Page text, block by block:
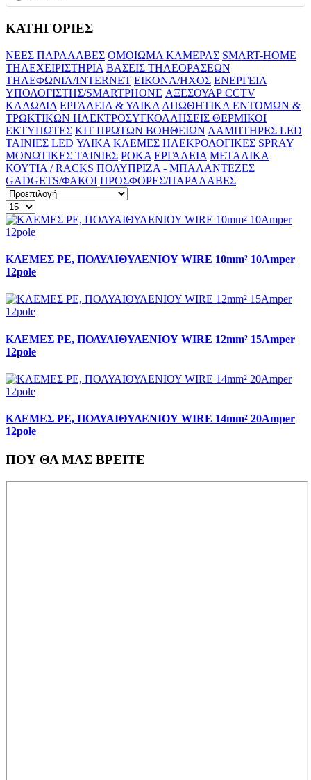
ΚΑΤΗΓΟΡΙΕΣ
ΝΕΕΣ ΠΑΡΑΛΑΒΕΣ ΟΜΟΙΩΜΑ ΚΑΜΕΡΑΣ SMART-HOME
ΤΗΛΕΧΕΙΡΙΣΤΗΡΙΑ ΒΑΣΕΙΣ ΤΗΛΕΟΡΑΣΕΩΝ
ΤΗΛΕΦΩΝΙΑ/INTERNET ΕΙΚΟΝΑ/ΗΧΟΣ ΕΝΕΡΓΕΙΑ
ΥΠΟΛΟΓΙΣΤΗΣ/SMARTPHONE ΑΞΕΣΟΥΑΡ CCTV
ΚΑΛΩΔΙΑ ΕΡΓΑΛΕΙΑ & ΥΛΙΚΑ ΑΠΩΘΗΤΙΚΑ ΕΝΤΟΜΩΝ &
ΤΡΩΚΤΙΚΩΝ ΗΛΕΚΤΡΟΣΥΓΚΟΛΛΗΣΕΙΣ ΘΕΡΜΙΚΟΙ
ΕΚΤΥΠΩΤΕΣ ΚΙΤ ΠΡΩΤΩΝ ΒΟΗΘΕΙΩΝ ΛΑΜΠΤΗΡΕΣ LED
ΤΑΙΝΙΕΣ LED ΥΛΙΚΑ ΚΛΕΜΕΣ ΗΛΕΚΡΟΛΟΓΙΚΕΣ SPRAY
ΜΟΝΩΤΙΚΕΣ ΤΑΙΝΙΕΣ ΡΟΚΑ ΕΡΓΑΛΕΙΑ ΜΕΤΑΛΙΚΑ
ΚΟΥΤΙΑ / RACKS ΠΟΛΥΠΡΙΖΑ - ΜΠΑΛΑΝΤΕΖΕΣ
GADGETS/ΦΑΚΟΙ ΠΡΟΣΦΟΡΕΣ/ΠΑΡΑΛΑΒΕΣ
ΚΛΕΜΕΣ PE, ΠΟΛΥΑΙΘΥΛΕΝΙΟΥ WIRE 10mm² 10Amper
12pole
ΚΛΕΜΕΣ PE, ΠΟΛΥΑΙΘΥΛΕΝΙΟΥ WIRE 12mm² 15Amper
12pole
ΚΛΕΜΕΣ PE, ΠΟΛΥΑΙΘΥΛΕΝΙΟΥ WIRE 14mm² 20Amper
12pole
ΠΟΥ ΘΑ ΜΑΣ ΒΡΕΙΤΕ